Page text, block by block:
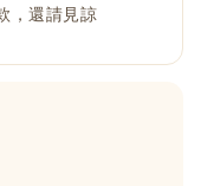
，還請見諒